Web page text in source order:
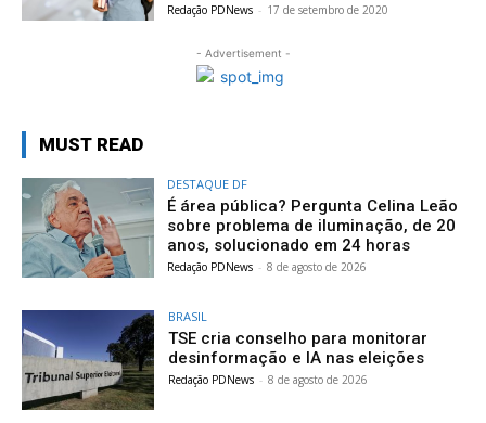
Redação PDNews - 17 de setembro de 2020
- Advertisement -
MUST READ
DESTAQUE DF
É área pública? Pergunta Celina Leão
sobre problema de iluminação, de 20
anos, solucionado em 24 horas
Redação PDNews - 8 de agosto de 2026
BRASIL
TSE cria conselho para monitorar
desinformação e IA nas eleições
Redação PDNews - 8 de agosto de 2026